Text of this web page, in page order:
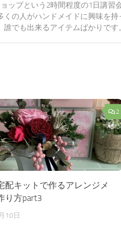
ップという2時間程度の1日講習
の人がハンドメイドに興味を
誰でも出来るアイテムばかりで
2
配キットで作るアレンジメ
り方part3
10日